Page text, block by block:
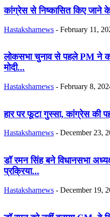
कांग्रेस से निष्कासित किए जाने
Hastaksharnews - February 11,
लोकसभा चुनाव से पहले PM ने
मोदी...
Hastaksharnews - February 8,
हार पर फूटा गुस्सा, कांग्रेस की
Hastaksharnews - December 23,
डॉ रमन सिंह बने विधानसभा
प्रक्रिया...
Hastaksharnews - December 19,